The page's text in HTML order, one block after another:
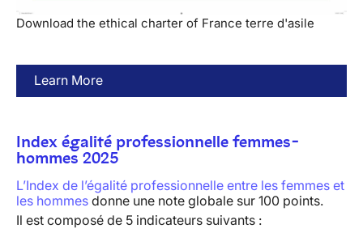
Download the ethical charter of France terre d'asile
Learn More
Index égalité professionnelle femmes-
hommes 2025
L’Index de l’égalité professionnelle entre les femmes et
les hommes donne une note globale sur 100 points.
Il est composé de 5 indicateurs suivants :